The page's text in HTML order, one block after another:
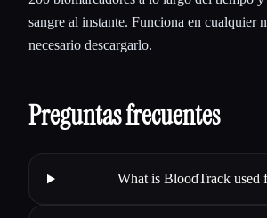
sangre al instante. Funciona en cualquier
necesario descargarlo.
Preguntas frecuentes
What is BloodTrack used